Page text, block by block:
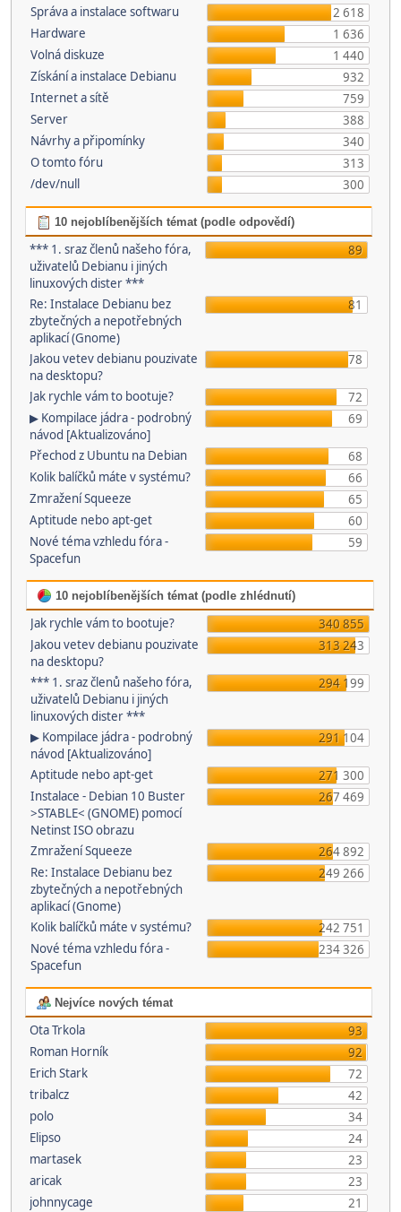
Správa a instalace softwaru
2 618
Hardware
1 636
Volná diskuze
1 440
Získání a instalace Debianu
932
Internet a sítě
759
Server
388
Návrhy a připomínky
340
O tomto fóru
313
/dev/null
300
10 nejoblíbenějších témat (podle odpovědí)
*** 1. sraz členů našeho fóra,
uživatelů Debianu i jiných
linuxových dister ***
89
Re: Instalace Debianu bez
zbytečných a nepotřebných
aplikací (Gnome)
81
Jakou vetev debianu pouzivate
na desktopu?
78
Jak rychle vám to bootuje?
72
▶ Kompilace jádra - podrobný
návod [Aktualizováno]
69
Přechod z Ubuntu na Debian
68
Kolik balíčků máte v systému?
66
Zmražení Squeeze
65
Aptitude nebo apt-get
60
Nové téma vzhledu fóra -
Spacefun
59
10 nejoblíbenějších témat (podle zhlédnutí)
Jak rychle vám to bootuje?
340 855
Jakou vetev debianu pouzivate
na desktopu?
313 243
*** 1. sraz členů našeho fóra,
uživatelů Debianu i jiných
linuxových dister ***
294 199
▶ Kompilace jádra - podrobný
návod [Aktualizováno]
291 104
Aptitude nebo apt-get
271 300
Instalace - Debian 10 Buster
>STABLE< (GNOME) pomocí
Netinst ISO obrazu
267 469
Zmražení Squeeze
264 892
Re: Instalace Debianu bez
zbytečných a nepotřebných
aplikací (Gnome)
249 266
Kolik balíčků máte v systému?
242 751
Nové téma vzhledu fóra -
Spacefun
234 326
Nejvíce nových témat
Ota Trkola
93
Roman Horník
92
Erich Stark
72
tribalcz
42
polo
34
Elipso
24
martasek
23
aricak
23
johnnycage
21